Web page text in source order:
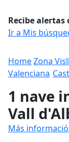
Recibe alertas
Ir a Mis
HomeZona
Valenciana
1 nave
Vall
Más